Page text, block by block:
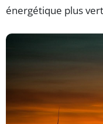
énergétique plus